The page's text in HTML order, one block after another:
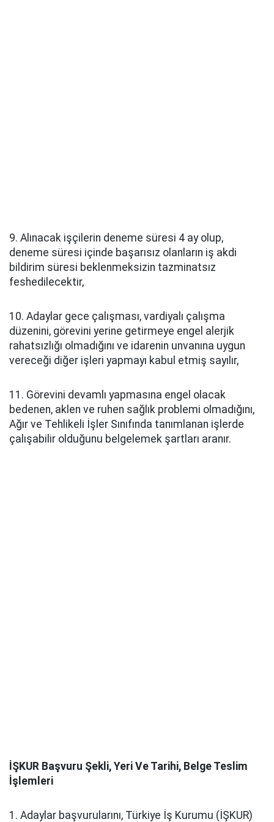
9. Alınacak işçilerin deneme süresi 4 ay olup,
deneme süresi içinde başarısız olanların iş akdi
bildirim süresi beklenmeksizin tazminatsız
feshedilecektir,
10. Adaylar gece çalışması, vardiyalı çalışma
düzenini, görevini yerine getirmeye engel alerjik
rahatsızlığı olmadığını ve idarenin unvanına uygun
vereceği diğer işleri yapmayı kabul etmiş sayılır,
11. Görevini devamlı yapmasına engel olacak
bedenen, aklen ve ruhen sağlık problemi olmadığını,
Ağır ve Tehlikeli İşler Sınıfında tanımlanan işlerde
çalışabilir olduğunu belgelemek şartları aranır.
İŞKUR Başvuru Şekli, Yeri Ve Tarihi, Belge Teslim
İşlemleri
1. Adaylar başvurularını, Türkiye İş Kurumu (İŞKUR)